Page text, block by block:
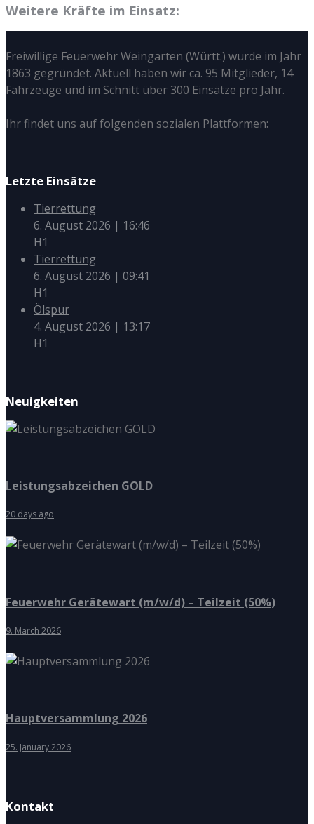
Weitere Kräfte im Einsatz:
Freiwillige Feuerwehr Weingarten (Württ.) wurde im Jahr
1863 gegründet. Aktuell haben wir ca. 95 Mitglieder, 14
Fahrzeuge und im Schnitt über 300 Einsätze pro Jahr.
Ihr findet uns auf folgenden sozialen Plattformen:
Letzte Einsätze
Tierrettung
6. August 2026 | 16:46
H1
Tierrettung
6. August 2026 | 09:41
H1
Ölspur
4. August 2026 | 13:17
H1
Neuigkeiten
Leistungsabzeichen GOLD
20 days ago
Feuerwehr Gerätewart (m/w/d) – Teilzeit (50%)
9. March 2026
Hauptversammlung 2026
25. January 2026
Kontakt